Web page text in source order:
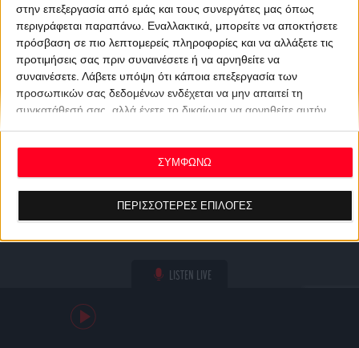
στην επεξεργασία από εμάς και τους συνεργάτες μας όπως
περιγράφεται παραπάνω. Εναλλακτικά, μπορείτε να αποκτήσετε
πρόσβαση σε πιο λεπτομερείς πληροφορίες και να αλλάξετε τις
προτιμήσεις σας πριν συναινέσετε ή να αρνηθείτε να
συναινέσετε. Λάβετε υπόψη ότι κάποια επεξεργασία των
προσωπικών σας δεδομένων ενδέχεται να μην απαιτεί τη
συγκατάθεσή σας, αλλά έχετε το δικαίωμα να αρνηθείτε αυτήν
ανακαλέσετε τη συγκατάθεσή σας ανά πάσα στιγμή
επιστρέφοντας σε αυτόν τον ιστότοπο και κάνοντας κλικ στο
κουμπί "Απορρήτου" στο κάτω μέρος της ιστοσελίδας.
ΠΕΡΙΣΣΟΤΕΡΕΣ ΕΠΙΛΟΓΕΣ
ΣΥΜΦΩΝΩ
LISTEN LIVE